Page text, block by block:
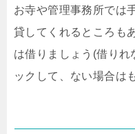
お寺や管理事務所では
貸してくれるところも
は借りましょう(借りれ
ックして、ない場合は